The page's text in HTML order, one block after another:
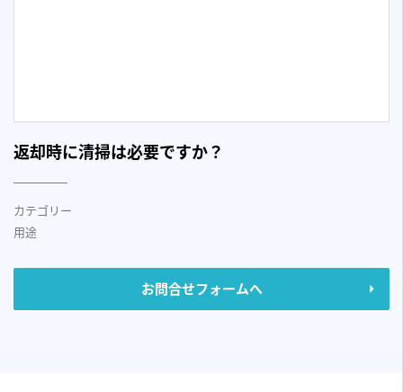
返却時に清掃は必要ですか？
カテゴリー
用途
お問合せフォームへ